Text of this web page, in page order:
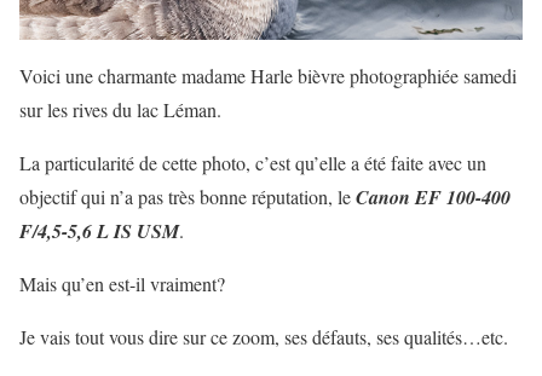
Voici une charmante madame Harle bièvre photographiée samedi
sur les rives du lac Léman.
La particularité de cette photo, c’est qu’elle a été faite avec un
objectif qui n’a pas très bonne réputation, leCanon EF 100-400
F/4,5-5,6LIS USM.
Mais qu’en est-il vraiment?
Je vais tout vous dire sur ce zoom, ses défauts, ses qualités…etc.